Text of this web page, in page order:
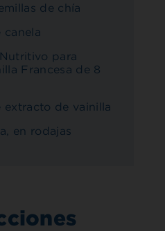
de chía
canela
para
Francesa de 8
extracto de vainilla
en rodajas